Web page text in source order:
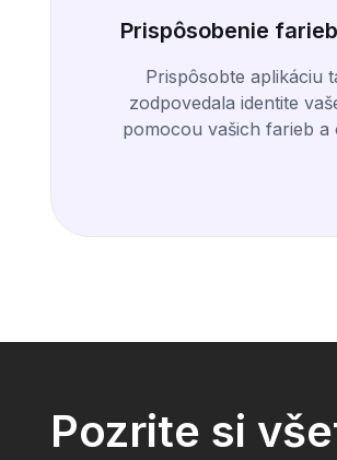
Prispôsobenie
Prispôsobte aplikáciu
zodpovedala identite
pomocou vašich farieb a
Pozrite si